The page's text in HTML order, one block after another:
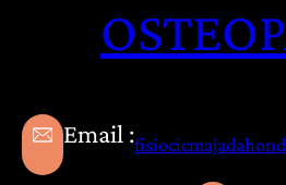
Email :